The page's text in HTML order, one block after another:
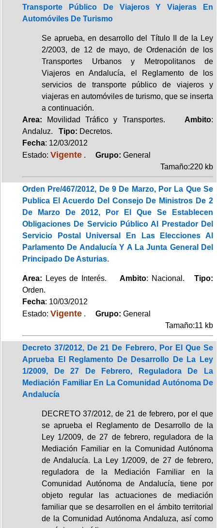
Transporte Público De Viajeros Y Viajeras En
Automóviles De Turismo
Se aprueba, en desarrollo del Título II de la Ley
2/2003, de 12 de mayo, de Ordenación de los
Transportes Urbanos y Metropolitanos de
Viajeros en Andalucía, el Reglamento de los
servicios de transporte público de viajeros y
viajeras en automóviles de turismo, que se inserta
a continuación.
Area: Movilidad Tráfico y Transportes. Ambito:
Andaluz. Tipo: Decretos.
Fecha: 12/03/2012
Estado: Vigente . Grupo: General
Tamaño:220 kb
Orden Pre/467/2012, De 9 De Marzo, Por La Que Se
Publica El Acuerdo Del Consejo De Ministros De 2
De Marzo De 2012, Por El Que Se Establecen
Obligaciones De Servicio Público Al Prestador Del
Servicio Postal Universal En Las Elecciones Al
Parlamento De Andalucía Y A La Junta General Del
Principado De Asturias.
Area: Leyes de Interés.Ambito: Nacional.Tipo:
Orden.
Fecha: 10/03/2012
Estado: Vigente . Grupo: General
Tamaño:11 kb
Decreto 37/2012, De 21 De Febrero, Por El Que Se
Aprueba El Reglamento De Desarrollo De La Ley
1/2009, De 27 De Febrero, Reguladora De La
Mediación Familiar En La Comunidad Autónoma De
Andalucía
DECRETO 37/2012, de 21 de febrero, por el que
se aprueba el Reglamento de Desarrollo de la
Ley 1/2009, de 27 de febrero, reguladora de la
Mediación Familiar en la Comunidad Autónoma
de Andalucía. La Ley 1/2009, de 27 de febrero,
reguladora de la Mediación Familiar en la
Comunidad Autónoma de Andalucía, tiene por
objeto regular las actuaciones de mediación
familiar que se desarrollen en el ámbito territorial
de la Comunidad Autónoma Andaluza, así como